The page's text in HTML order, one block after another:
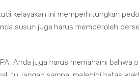
kelayakan ini memperhitungkan
susun juga harus memperoleh
Anda juga harus memahami